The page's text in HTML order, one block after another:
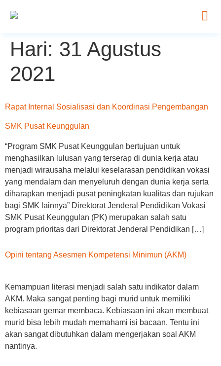
Hari: 31 Agustus
2021
Rapat Internal Sosialisasi dan Koordinasi Pengembangan
SMK Pusat Keunggulan
“Program SMK Pusat Keunggulan bertujuan untuk
menghasilkan lulusan yang terserap di dunia kerja atau
menjadi wirausaha melalui keselarasan pendidikan vokasi
yang mendalam dan menyeluruh dengan dunia kerja serta
diharapkan menjadi pusat peningkatan kualitas dan rujukan
bagi SMK lainnya” Direktorat Jenderal Pendidikan Vokasi
SMK Pusat Keunggulan (PK) merupakan salah satu
program prioritas dari Direktorat Jenderal Pendidikan […]
Opini tentang Asesmen Kompetensi Minimun (AKM)
Kemampuan literasi menjadi salah satu indikator dalam
AKM. Maka sangat penting bagi murid untuk memiliki
kebiasaan gemar membaca. Kebiasaan ini akan membuat
murid bisa lebih mudah memahami isi bacaan. Tentu ini
akan sangat dibutuhkan dalam mengerjakan soal AKM
nantinya.